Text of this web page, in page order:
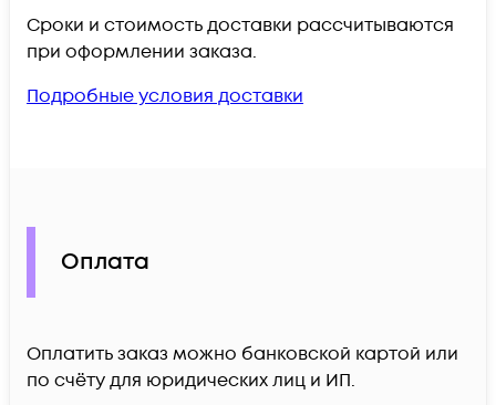
Сроки и стоимость доставки рассчитываются
при оформлении заказа.
Подробные условия доставки
Оплата
Оплатить заказ можно банковской картой или
по счёту для юридических лиц и ИП.